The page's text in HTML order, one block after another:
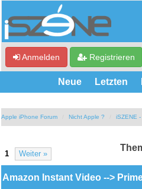
Anmelden Registrieren
Neue Letzten
Apple iPhone Forum Nicht Apple ? iSZENE
1 Weiter »
Amazon Instant Video -->